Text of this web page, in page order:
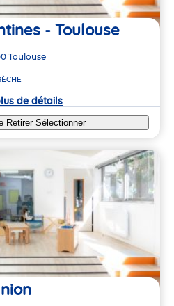
- Toulouse
Toulouse
de détails
Retirer Sélectionner